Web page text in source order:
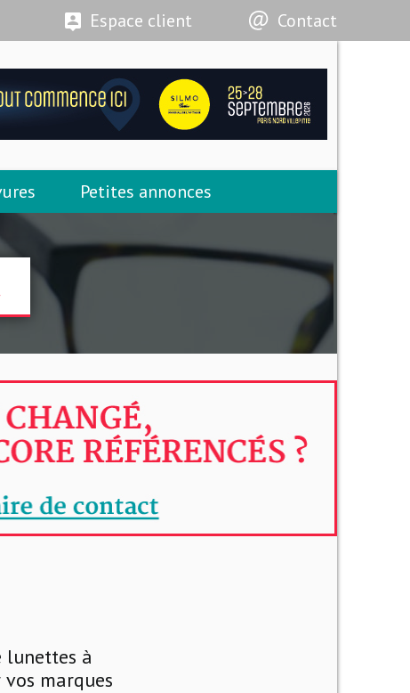
Espace client Contact
Petites annonces
lunettes à
marques